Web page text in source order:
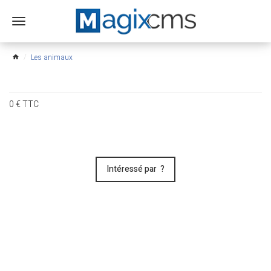
Ouvrir
menu
home Les animaux
0€TTC
Intéressé par ?